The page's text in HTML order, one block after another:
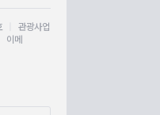
|관광사업
이메